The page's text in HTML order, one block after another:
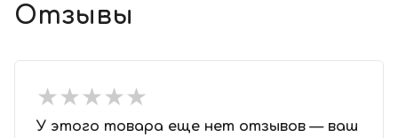
Отзывы
★★★★★
★★★★★
У этого товара еще нет отзывов — ваш